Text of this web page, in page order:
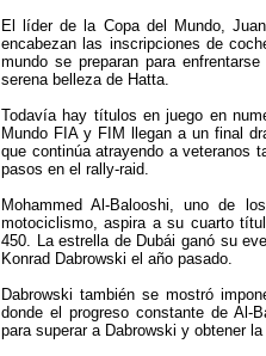
El líder de la Copa del Mundo,
encabezan las inscripciones de
mundo se preparan para
serena belleza de Hatta.
Todavía hay títulos en juego en
Mundo FIA y FIM llegan a un final
que continúa atrayendo a veteranos
pasos en el rally-raid.
Mohammed Al-Balooshi, uno de
motociclismo, aspira a su cuarto
450. La estrella de Dubái ganó su
Konrad Dabrowski el año pasado.
Dabrowski también se mostró
donde el progreso constante de Al-
para superar a Dabrowski y obtener